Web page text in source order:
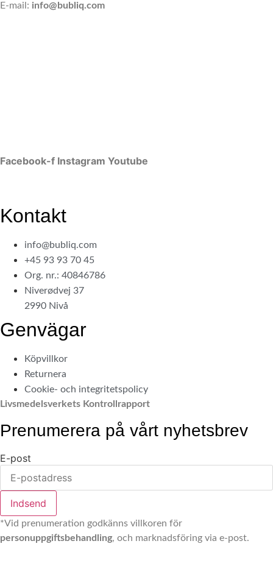
E-mail: info@bubliq.com
Facebook-f Instagram Youtube
Kontakt
info@bubliq.com
+45 93 93 70 45
Org. nr.: 40846786
Niverødvej 37
2990 Nivå
Genvägar
Köpvillkor
Returnera
Cookie- och integritetspolicy
Livsmedelsverkets Kontrollrapport
Prenumerera på vårt nyhetsbrev
E-post
Indsend
*Vid prenumeration godkänns villkoren för
personuppgiftsbehandling, och marknadsföring via e-post.